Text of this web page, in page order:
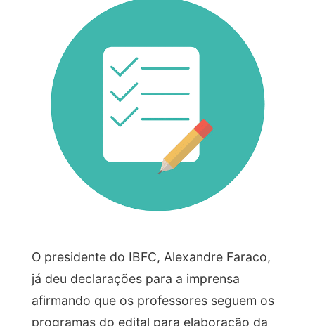
O presidente do IBFC, Alexandre Faraco,
já deu declarações para a imprensa
afirmando que os professores seguem os
programas do edital para elaboração da